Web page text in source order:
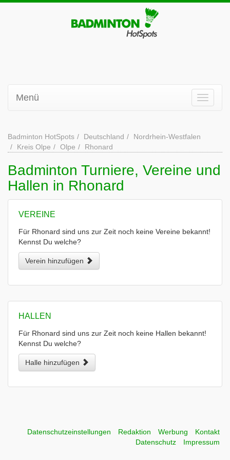
Menü
Badminton HotSpots Deutschland
Nordrhein-Westfalen
Kreis Olpe
Olpe Rhonard
Badminton Turniere, Vereine und
Hallen in Rhonard
VEREINE
Für Rhonard sind uns zur Zeit noch keine Vereine bekannt!
Kennst Du welche?
Verein hinzufügen
HALLEN
Für Rhonard sind uns zur Zeit noch keine Hallen bekannt!
Kennst Du welche?
Halle hinzufügen
Datenschutzeinstellungen Redaktion Werbung
Kontakt
Datenschutz
Impressum